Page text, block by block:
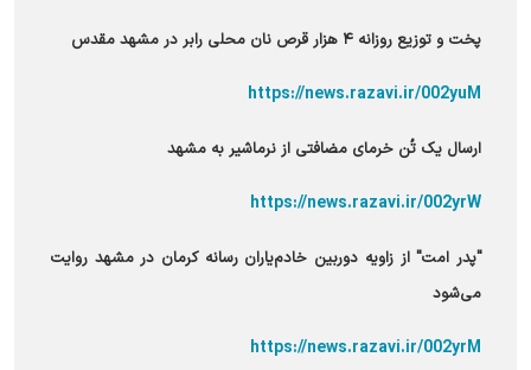
پخت و توزیع روزانه ۴ هزار قرص نان محلی رابر در مشهد مقدس
https://news.razavi.ir/002yuM
ارسال یک تُن خرمای مضافتی از نرماشیر به مشهد
https://news.razavi.ir/002yrW
"پدر امت" از زاویه دوربین خادم‌یاران رسانه کرمان در مشهد روایت
می‌شود
https://news.razavi.ir/002yrM